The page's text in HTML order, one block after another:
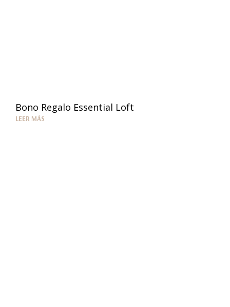
Bono Regalo Essential Loft
LEER MÁS